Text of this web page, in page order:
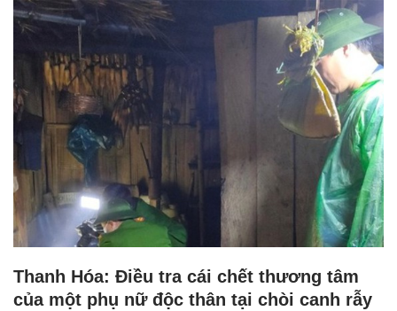
Thanh Hóa: Điều tra cái chết thương tâm
của một phụ nữ độc thân tại chòi canh rẫy